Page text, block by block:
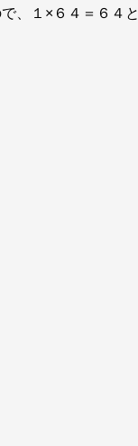
、１×６４＝６４と